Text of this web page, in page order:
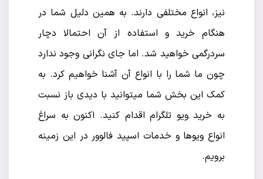
نیز، انواع مختلفی دارند. به همین دلیل شما در
هنگام خرید و استفاده از آن احتمالا دچار
سردرگمی خواهید شد. اما جای نگرانی وجود ندارد
چون ما شما را با انواع آن آشنا خواهیم کرد. به
کمک این بخش شما میتوانید با دیدی باز نسبت
به خرید ویو تلگرام اقدام کنید. اکنون به سراغ
انواع ویو‌ها و خدمات اسپید فالوور در این زمینه
برویم.